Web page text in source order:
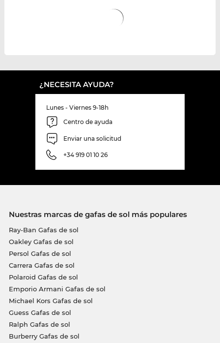
¿NECESITA AYUDA?
Lunes - Viernes 9-18h
Centro de ayuda
Enviar una solicitud
+34 919 01 10 26
Nuestras marcas de gafas de sol más populares
Ray-Ban Gafas de sol
Oakley Gafas de sol
Persol Gafas de sol
Carrera Gafas de sol
Polaroid Gafas de sol
Emporio Armani Gafas de sol
Michael Kors Gafas de sol
Guess Gafas de sol
Ralph Gafas de sol
Burberry Gafas de sol